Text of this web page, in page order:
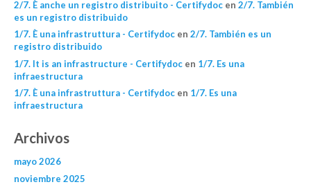
2/7. È anche un registro distribuito - Certifydocen 2/7. También
es un registro distribuido
1/7. È una infrastruttura - Certifydocen 2/7. También es un
registro distribuido
1/7. It is an infrastructure - Certifydocen 1/7. Es una
infraestructura
1/7. È una infrastruttura - Certifydocen 1/7. Es una
infraestructura
Archivos
mayo 2026
noviembre 2025